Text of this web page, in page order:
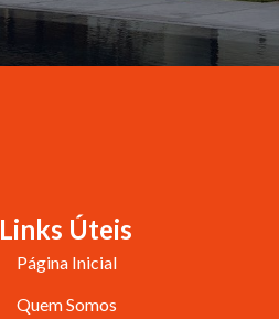
Links Úteis
Página Inicial
Quem Somos